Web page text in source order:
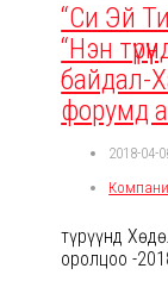
“Си Эй
“Нэн
байдал-
форумд
2018-04-
түрүүнд
оролцоо -